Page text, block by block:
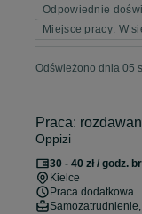
Odpowiednie
Miejsce pracy: W
Odświeżono dnia 05
Praca:
Oppizi
30 - 40 zł / godz.
Kielce
Praca dodatkowa